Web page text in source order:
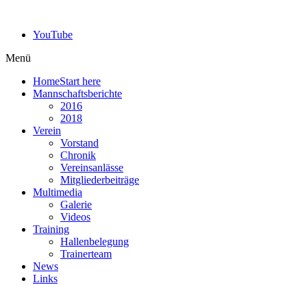
YouTube
Menü
HomeStart here
Mannschaftsberichte
2016
2018
Verein
Vorstand
Chronik
Vereinsanlässe
Mitgliederbeiträge
Multimedia
Galerie
Videos
Training
Hallenbelegung
Trainerteam
News
Links